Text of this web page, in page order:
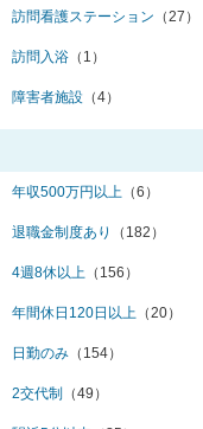
訪問看護ステーション （27）
訪問入浴 （1）
障害者施設 （4）
年収500万円以上 （6）
退職金制度あり （182）
4週8休以上 （156）
年間休日120日以上 （20）
日勤のみ （154）
2交代制 （49）